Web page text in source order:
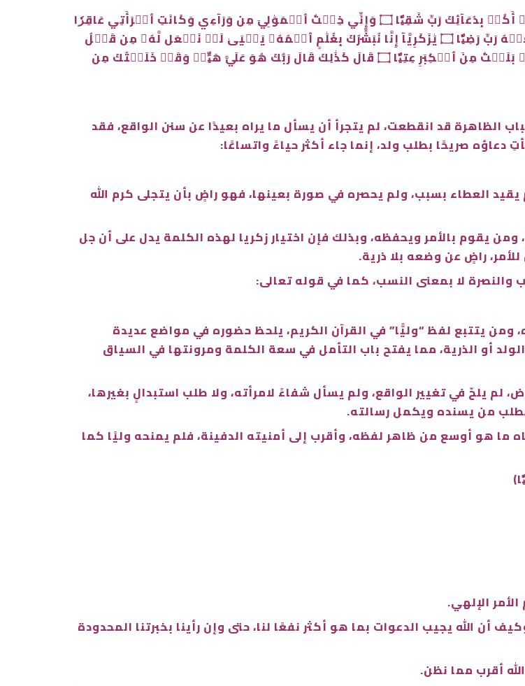
﴿قَالَ رَبِّ إِنِّي وَهَنَ ٱلۡعَظۡمُ مِنِّي وَٱشۡتَعَلَ ٱلرَّأۡسُ شَيۡبٗا وَلَمۡ أَكُنۢ بِدُعَآئِكَ رَبِّ شَقِيّٗا ۝ وَإِنِّي خِفۡتُ ٱلۡمَوَٰلِيَ مِن وَرَآءِي وَكَانَتِ ٱمۡرَأَتِي عَاقِرٗا
فَهَبۡ لِي مِن لَّدُنكَ وَلِيّٗا ۝ يَرِثُنِي وَيَرِثُ مِنۡ ءَالِ يَعۡقُوبَ وَٱجۡعَلۡهُ رَبِّ رَضِيّٗا ۝ يَٰزَكَرِيَّآ إِنَّا نُبَشِّرُكَ بِغُلَٰمٍ ٱسۡمُهُۥ يَحۡيَىٰ لَمۡ نَجۡعَل لَّهُۥ مِن قَبۡلُ
سَمِيّٗا ۝ قَالَ رَبِّ أَنَّىٰ يَكُونُ لِي غُلَٰمٞ وَكَانَتِ ٱمۡرَأَتِي عَاقِرٗا وَقَدۡ بَلَغۡتُ مِنَ ٱلۡكِبَرِ عِتِيّٗا ۝ قَالَ كَذَٰلِكَ قَالَ رَبُّكَ هُوَ عَلَيَّ هَيِّنٞ وَقَدۡ خَلَقۡتُكَ مِن
الظاهرة قد انقطعت، لم يتجرأ أن يسأل ما يراه بعيدًا عن سنن الواقع، فقد
دعاؤه صريحًا بطلب ولد، إنما جاء أكثر حياءً واتساعًا:
العطاء بسبب، ولم يحصره في صورة بعينها، فهو راضٍ بأن يتجلى كرم الله
يقوم بالأمر ويحفظه، وبذلك فإن اختيار زكريا لهذه الكلمة يدل على أن جل
راضٍ عن وضعه بلا ذرية.
لا بمعنى النسب، كما في قوله تعالى:
يتتبع لفظ “وليًّا” في القرآن الكريم، يلحظ حضوره في مواضع عديدة
أو الذرية، مما يفتح باب التأمل في سعة الكلمة ومرونتها في السياق
لم يلحّ في تغيير الواقع، ولم يسأل شفاءً لامرأته، ولا طلب استبدالٍ بغيرها،
من يسنده ويكمل رسالته.
ما هو أوسع من ظاهر لفظه، وأقرب إلى أمنيته الدفينة، فلم يمنحه وليًا كما
الإلهي.
أن الله يجيب الدعوات بما هو أكثر نفعًا لنا، حتى وإن رأينا بخبرتنا المحدودة
أقرب مما نظن.